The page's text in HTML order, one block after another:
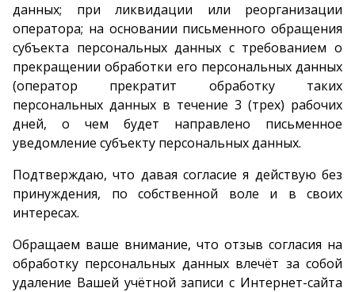
данных; при ликвидации или реорганизации
оператора; на основании письменного обращения
субъекта персональных данных с требованием о
прекращении обработки его персональных данных
(оператор прекратит обработку таких
персональных данных в течение 3 (трех) рабочих
дней, о чем будет направлено письменное
уведомление субъекту персональных данных.
Подтверждаю, что давая согласие я действую без
принуждения, по собственной воле и в своих
интересах.
Обращаем ваше внимание, что отзыв согласия на
обработку персональных данных влечёт за собой
удаление Вашей учётной записи с Интернет-сайта